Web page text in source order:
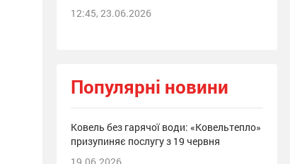
12:45, 23.06.2026
Популярні новини
Ковель без гарячої води: «Ковельтепло»
призупиняє послугу з 19 червня